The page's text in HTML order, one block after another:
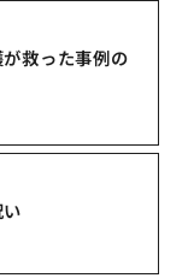
救った事例の